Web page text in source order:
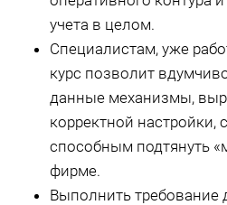
учета в целом.
Специалистам, уже
курс позволит
данные механизмы,
корректной настройки,
способным подтянуть
фирме.
Выполнить требование